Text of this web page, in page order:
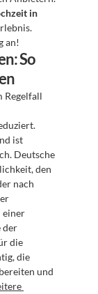
in
an!
So
Regelfall
ist
Deutsche
den
nach
der
die
die
und